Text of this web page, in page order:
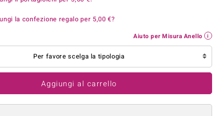
Anelli in Misura 29
Creation Novità
Tormalina
la confezione regalo per 5,00 €?
Aiuto per Misura Anello
Per favore scelga la tipologia
Aggiungi al carrello